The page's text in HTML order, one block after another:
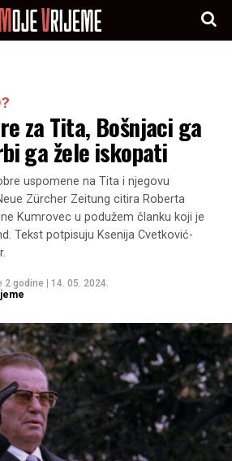
za Tita, Bošnjaci ga
ga žele iskopati
uspomene na Tita i njegovu
Zürcher Zeitung citira Roberta
Kumrovec u podužem članku koji je
Tekst potpisuju Ksenija Cvetković-
2 godine
14. 05. 2024.